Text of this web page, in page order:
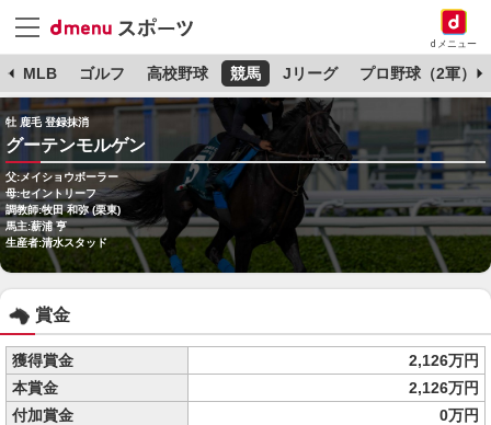
dメニュー
MLB ゴルフ 高校野球 競馬 Jリーグ プロ野球（2軍）
牡 鹿毛 登録抹消
グーテンモルゲン
父:メイショウボーラー
母:セイントリーフ
調教師:牧田 和弥 (栗東)
馬主:薪浦 亨
生産者:清水スタッド
賞金
獲得賞金
2,126万円
本賞金
2,126万円
付加賞金
0万円